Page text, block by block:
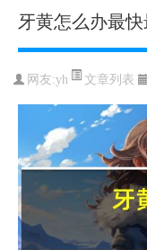
牙黄怎么办最快
网友:yh 文章列表